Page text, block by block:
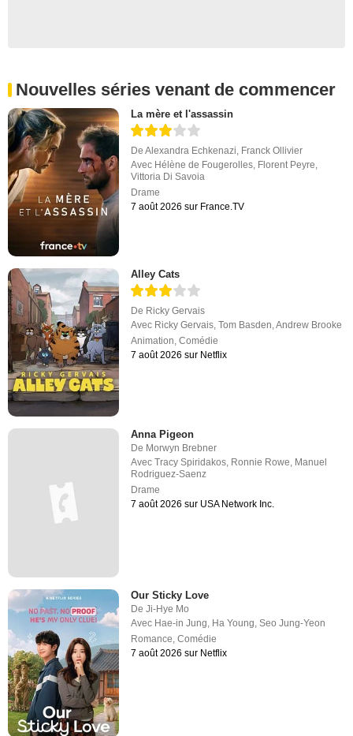
Nouvelles séries venant de commencer
La mère et l'assassin
DeAlexandra Echkenazi Franck Ollivier
Avec Hélène de Fougerolles Florent Peyre
Vittoria Di Savoia
Drame
7 août 2026 sur France.TV
Alley Cats
De Ricky Gervais
Avec Ricky Gervais,Tom Basden,Andrew Brooke
Animation,Comédie
7 août 2026 sur Netflix
Anna Pigeon
De Morwyn Brebner
AvecTracy Spiridakos, Ronnie Rowe, Manuel
Rodriguez-Saenz
Drame
7 août 2026 sur USA Network Inc.
Our Sticky Love
DeJi-Hye Mo
Avec Hae-in Jung Ha Young ,Seo Jung-Yeon
Romance ,Comédie
7 août 2026 sur Netflix